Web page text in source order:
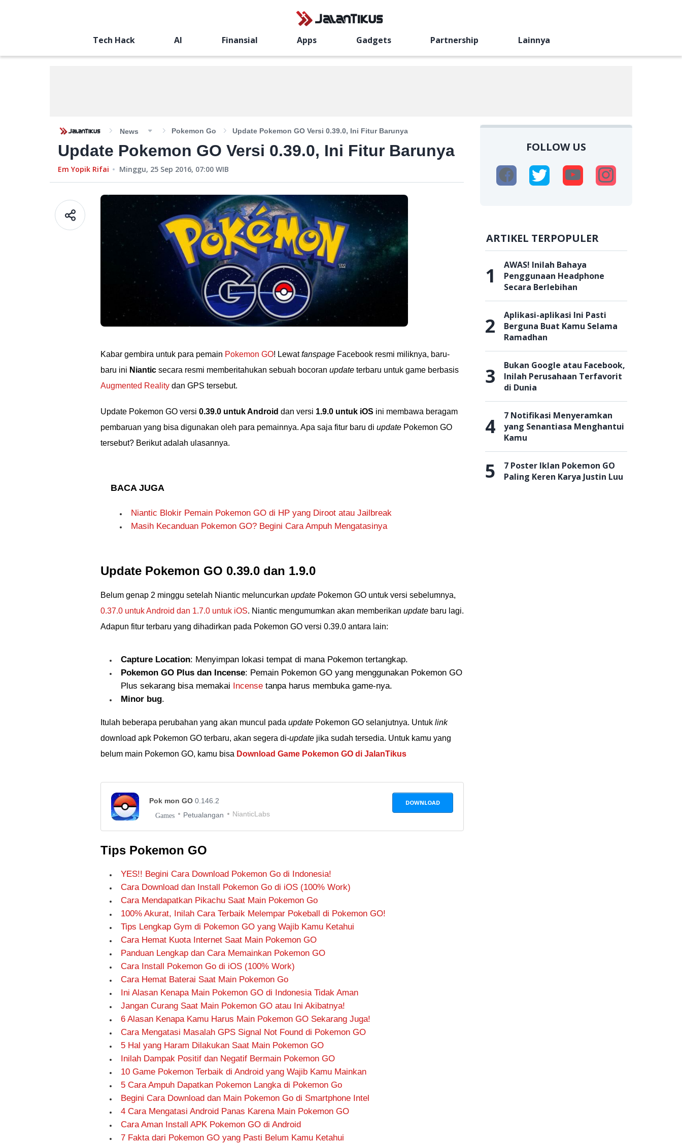
Tech Hack AI Finansial Apps Gadgets Partnership Lainnya
News Pokemon Go Update Pokemon GO Versi 0.39.0, Ini Fitur Barunya
Update Pokemon GO Versi 0.39.0, Ini Fitur Barunya
Em Yopik Rifai Minggu, 25 Sep 2016, 07:00 WIB
Kabar gembira untuk para pemain Pokemon GO! Lewatfanspage Facebook resmi miliknya, baru-
baru ini Niantic secara resmi memberitahukan sebuah bocoran update terbaru untuk game berbasis
Augmented Reality dan GPS tersebut.
Update Pokemon GO versi 0.39.0 untuk Android dan versi 1.9.0 untuk iOS ini membawa beragam
pembaruan yang bisa digunakan oleh para pemainnya. Apa saja fitur baru di update Pokemon GO
tersebut? Berikut adalah ulasannya.
BACA JUGA
Niantic Blokir Pemain Pokemon GO di HP yang Diroot atau Jailbreak
Masih Kecanduan Pokemon GO? Begini Cara Ampuh Mengatasinya
Update Pokemon GO 0.39.0 dan 1.9.0
Belum genap 2 minggu setelah Niantic meluncurkan update Pokemon GO untuk versi sebelumnya,
0.37.0 untuk Android dan 1.7.0 untuk iOS. Niantic mengumumkan akan memberikan update baru lagi.
Adapun fitur terbaru yang dihadirkan pada Pokemon GO versi 0.39.0 antara lain:
Capture Location: Menyimpan lokasi tempat di mana Pokemon tertangkap.
Pokemon GO Plus dan Incense: Pemain Pokemon GO yang menggunakan Pokemon GO
Plus sekarang bisa memakai Incense tanpa harus membuka game-nya.
Minor bug.
Itulah beberapa perubahan yang akan muncul pada update Pokemon GO selanjutnya. Untuk link
download apk Pokemon GO terbaru, akan segera di-update jika sudah tersedia. Untuk kamu yang
belum main Pokemon GO, kamu bisa Download Game Pokemon GO di JalanTikus
Pok mon GO 0.146.2
Games Petualangan NianticLabs
DOWNLOAD
Tips Pokemon GO
YES!! Begini Cara Download Pokemon Go di Indonesia!
Cara Download dan Install Pokemon Go di iOS (100% Work)
Cara Mendapatkan Pikachu Saat Main Pokemon Go
100% Akurat, Inilah Cara Terbaik Melempar Pokeball di Pokemon GO!
Tips Lengkap Gym di Pokemon GO yang Wajib Kamu Ketahui
Cara Hemat Kuota Internet Saat Main Pokemon GO
Panduan Lengkap dan Cara Memainkan Pokemon GO
Cara Install Pokemon Go di iOS (100% Work)
Cara Hemat Baterai Saat Main Pokemon Go
Ini Alasan Kenapa Main Pokemon GO di Indonesia Tidak Aman
Jangan Curang Saat Main Pokemon GO atau Ini Akibatnya!
6 Alasan Kenapa Kamu Harus Main Pokemon GO Sekarang Juga!
Cara Mengatasi Masalah GPS Signal Not Found di Pokemon GO
5 Hal yang Haram Dilakukan Saat Main Pokemon GO
Inilah Dampak Positif dan Negatif Bermain Pokemon GO
10 Game Pokemon Terbaik di Android yang Wajib Kamu Mainkan
5 Cara Ampuh Dapatkan Pokemon Langka di Pokemon Go
Begini Cara Download dan Main Pokemon Go di Smartphone Intel
4 Cara Mengatasi Android Panas Karena Main Pokemon GO
Cara Aman Install APK Pokemon GO di Android
7 Fakta dari Pokemon GO yang Pasti Belum Kamu Ketahui
FOLLOW US
ARTIKEL TERPOPULER
1
AWAS! Inilah Bahaya
Penggunaan Headphone
Secara Berlebihan
2
Aplikasi-aplikasi Ini Pasti
Berguna Buat Kamu Selama
Ramadhan
3
Bukan Google atau Facebook,
Inilah Perusahaan Terfavorit
di Dunia
4
7 Notifikasi Menyeramkan
yang Senantiasa Menghantui
Kamu
5
7 Poster Iklan Pokemon GO
Paling Keren Karya Justin Luu